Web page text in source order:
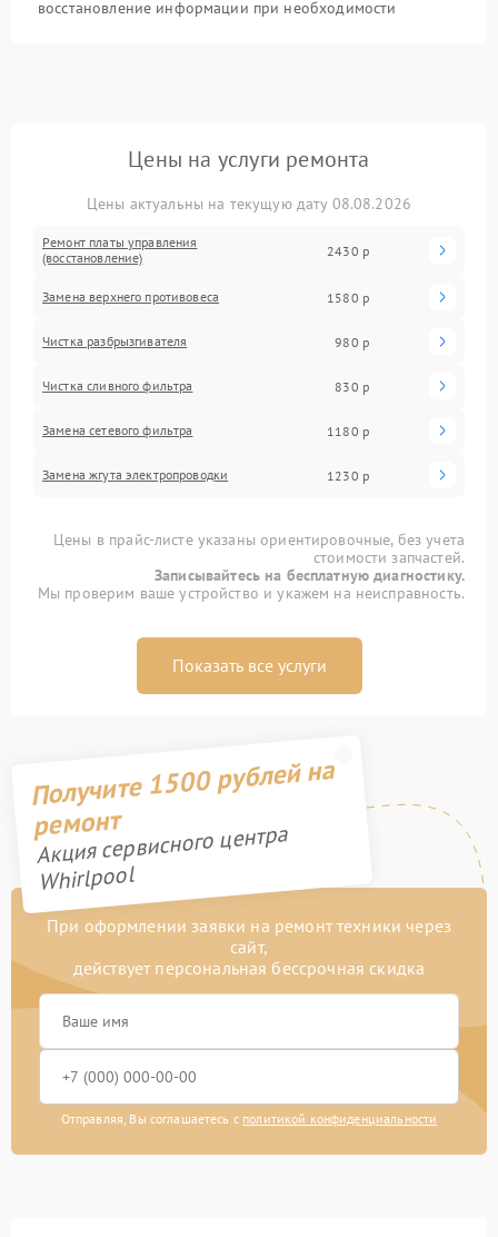
восстановление информации при необходимости
Цены на услуги ремонта
Цены актуальны на текущую дату 08.08.2026
Ремонт платы управления
(восстановление)
2430 р
Замена верхнего противовеса 1580 р
Чистка разбрызгивателя 980 р
Чистка сливного фильтра 830 р
Замена сетевого фильтра 1180 р
Замена жгута электропроводки 1230 р
Цены в прайс-листе указаны ориентировочные, без учета
стоимости запчастей.
Записывайтесь на бесплатную диагностику.
Мы проверим ваше устройство и укажем на неисправность.
Показать все услуги
Получите 1500 рублей на
ремонт
Акция сервисного центра
Whirlpool
При оформлении заявки на ремонт техники через
сайт,
действует персональная бессрочная скидка
Отправляя, Вы соглашаетесь с политикой конфиденциальности